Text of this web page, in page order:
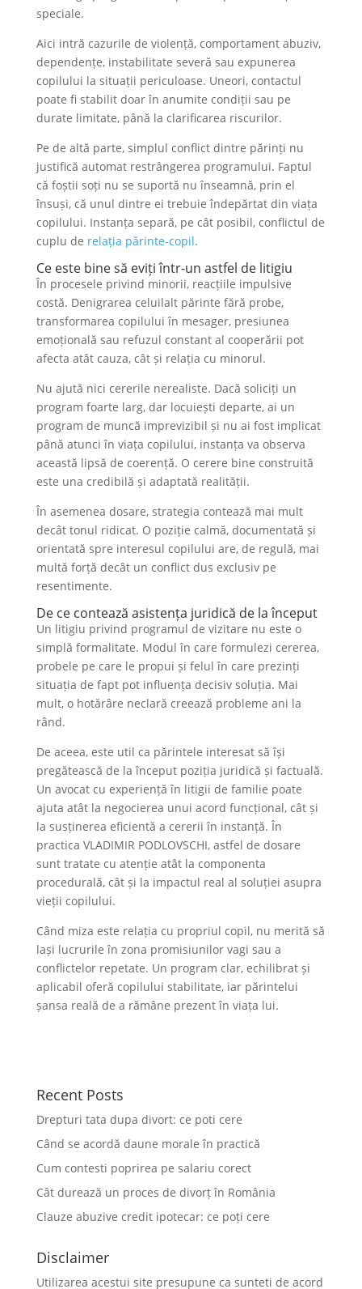
speciale.
Aici intră cazurile de violență, comportament abuziv,
dependențe, instabilitate severă sau expunerea
copilului la situații periculoase. Uneori, contactul
poate fi stabilit doar în anumite condiții sau pe
durate limitate, până la clarificarea riscurilor.
Pe de altă parte, simplul conflict dintre părinți nu
justifică automat restrângerea programului. Faptul
că foștii soți nu se suportă nu înseamnă, prin el
însuși, că unul dintre ei trebuie îndepărtat din viața
copilului. Instanța separă, pe cât posibil, conflictul de
cuplu de relația părinte-copil.
Ce este bine să eviți într-un astfel de litigiu
În procesele privind minorii, reacțiile impulsive
costă. Denigrarea celuilalt părinte fără probe,
transformarea copilului în mesager, presiunea
emoțională sau refuzul constant al cooperării pot
afecta atât cauza, cât și relația cu minorul.
Nu ajută nici cererile nerealiste. Dacă soliciți un
program foarte larg, dar locuiești departe, ai un
program de muncă imprevizibil și nu ai fost implicat
până atunci în viața copilului, instanța va observa
această lipsă de coerență. O cerere bine construită
este una credibilă și adaptată realității.
În asemenea dosare, strategia contează mai mult
decât tonul ridicat. O poziție calmă, documentată și
orientată spre interesul copilului are, de regulă, mai
multă forță decât un conflict dus exclusiv pe
resentimente.
De ce contează asistența juridică de la început
Un litigiu privind programul de vizitare nu este o
simplă formalitate. Modul în care formulezi cererea,
probele pe care le propui și felul în care prezinți
situația de fapt pot influența decisiv soluția. Mai
mult, o hotărâre neclară creează probleme ani la
rând.
De aceea, este util ca părintele interesat să își
pregătească de la început poziția juridică și factuală.
Un avocat cu experiență în litigii de familie poate
ajuta atât la negocierea unui acord funcțional, cât și
la susținerea eficientă a cererii în instanță. În
practica VLADIMIR PODLOVSCHI, astfel de dosare
sunt tratate cu atenție atât la componenta
procedurală, cât și la impactul real al soluției asupra
vieții copilului.
Când miza este relația cu propriul copil, nu merită să
lași lucrurile în zona promisiunilor vagi sau a
conflictelor repetate. Un program clar, echilibrat și
aplicabil oferă copilului stabilitate, iar părintelui
șansa reală de a rămâne prezent în viața lui.
Recent Posts
Drepturi tata dupa divort: ce poti cere
Când se acordă daune morale în practică
Cum contesti poprirea pe salariu corect
Cât durează un proces de divorț în România
Clauze abuzive credit ipotecar: ce poți cere
Disclaimer
Utilizarea acestui site presupune ca sunteti de acord